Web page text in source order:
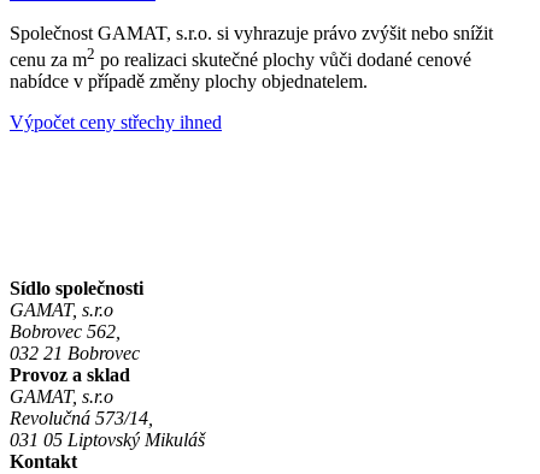
Společnost GAMAT, s.r.o. si vyhrazuje právo zvýšit nebo snížit
cenu za m2 po realizaci skutečné plochy vůči dodané cenové
nabídce v případě změny plochy objednatelem.
Výpočet ceny střechy ihned
Sídlo společnosti
GAMAT, s.r.o
Bobrovec 562,
032 21 Bobrovec
Provoz a sklad
GAMAT, s.r.o
Revolučná 573/14,
031 05 Liptovský Mikuláš
Kontakt